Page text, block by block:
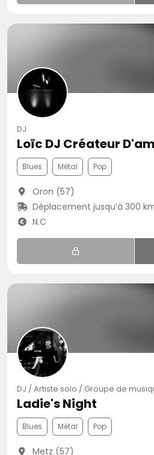
DJ
Loïc DJ Créateur
Blues Métal Pop
Oron (57)
Déplacement jusqu’à 300
N.C
DJ / Artiste solo / Groupe de
Ladie's Night
Blues Métal Pop
Metz (57)